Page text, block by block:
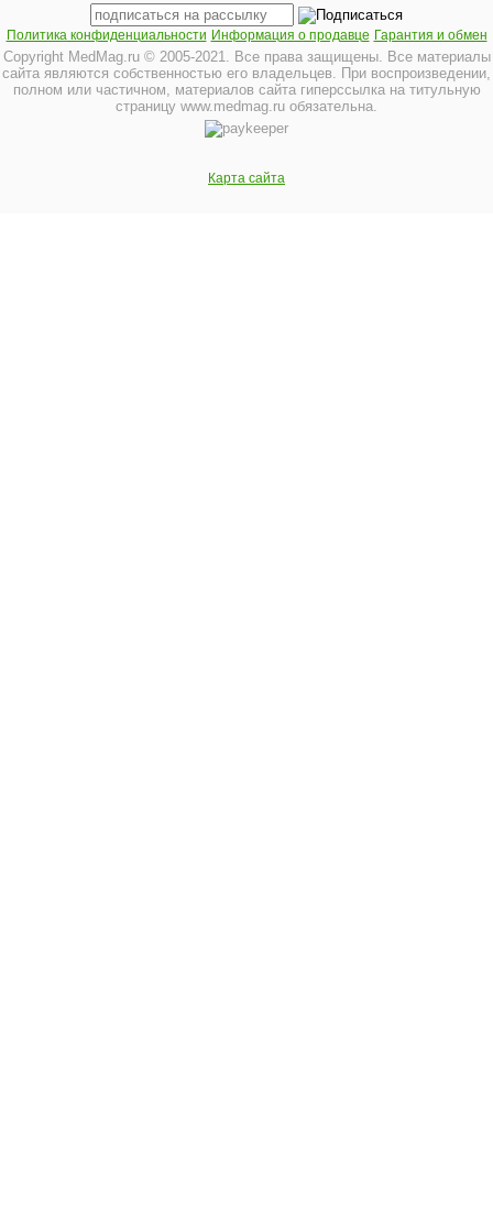
Политика конфиденциальности Информация о продавце Гарантия и обмен
Copyright MedMag.ru © 2005-2021. Все права защищены. Все материалы
сайта являются собственностью его владельцев. При воспроизведении,
полном или частичном, материалов сайта гиперссылка на титульную
страницу www.medmag.ru обязательна.
Карта сайта